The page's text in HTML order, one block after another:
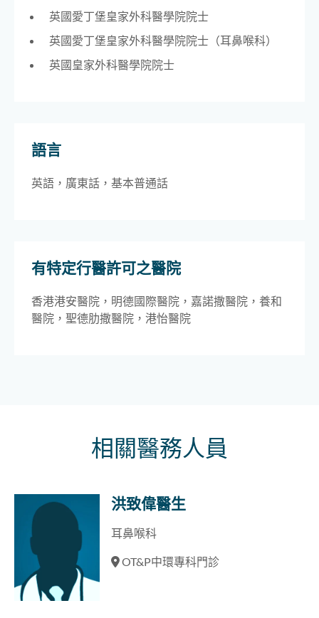
英國愛丁堡皇家外科醫學院院士
英國愛丁堡皇家外科醫學院院士（耳鼻喉科）
英國皇家外科醫學院院士
語言
英語，廣東話，基本普通話
有特定行醫許可之醫院
香港港安醫院，明德國際醫院，嘉諾撒醫院，養和
醫院，聖德肋撒醫院，港怡醫院
相關醫務人員
洪致偉醫生
耳鼻喉科
OT&P中環專科門診